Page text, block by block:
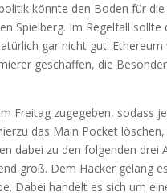
könnte den Boden für
Spielberg. Im Regelfall
gar nicht gut.
geschaffen, die
Freitag zugegeben, sodass
das Main Pocket
dabei zu den folgenden
groß. Dem Hacker gelang
Dabei handelt es sich um